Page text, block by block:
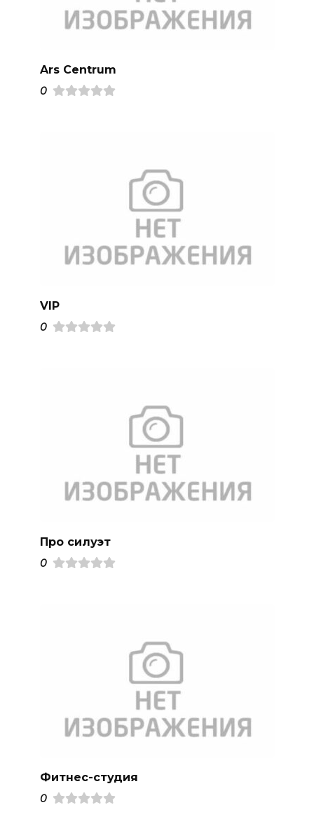
Ars Centrum
0
VIP
0
Про силуэт
0
Фитнес-студия
0